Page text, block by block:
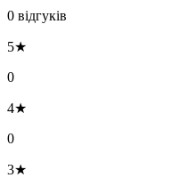
0 відгуків
5★
0
4★
0
3★